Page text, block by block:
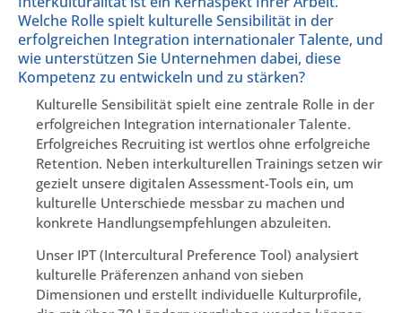
Welche Rolle spielt kulturelle Sensibilität in der
erfolgreichen Integration internationaler Talente, und
wie unterstützen Sie Unternehmen dabei, diese
Kompetenz zu entwickeln und zu stärken?
Kulturelle Sensibilität spielt eine zentrale Rolle in der
erfolgreichen Integration internationaler Talente.
Erfolgreiches Recruiting ist wertlos ohne erfolgreiche
Retention. Neben interkulturellen Trainings setzen wir
gezielt unsere digitalen Assessment-Tools ein, um
kulturelle Unterschiede messbar zu machen und
konkrete Handlungsempfehlungen abzuleiten.
Unser IPT (Intercultural Preference Tool) analysiert
kulturelle Präferenzen anhand von sieben
Dimensionen und erstellt individuelle Kulturprofile,